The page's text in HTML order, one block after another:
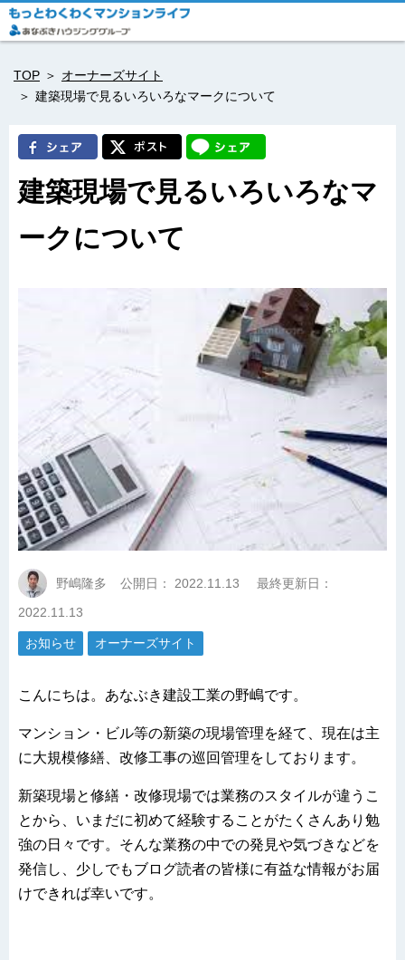
TOP
オーナーズサイト
建築現場で見るいろいろなマークについて
建築現場で見るいろいろなマ
ークについて
野嶋隆多 公開日： 2022.11.13
最終更新日：
2022.11.13
お知らせ オーナーズサイト
こんにちは。あなぶき建設工業の野嶋です。
マンション・ビル等の新築の現場管理を経て、現在は主
に大規模修繕、改修工事の巡回管理をしております。
新築現場と修繕・改修現場では業務のスタイルが違うこ
とから、いまだに初めて経験することがたくさんあり勉
強の日々です。そんな業務の中での発見や気づきなどを
発信し、少しでもブログ読者の皆様に有益な情報がお届
けできれば幸いです。